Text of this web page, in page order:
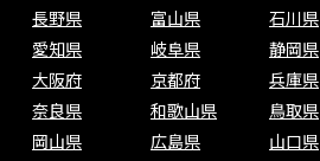
長野県
富山県 石川県
愛知県
岐阜県 静岡県
大阪府
京都府 兵庫県
奈良県
和歌山県 鳥取県
岡山県
広島県 山口県